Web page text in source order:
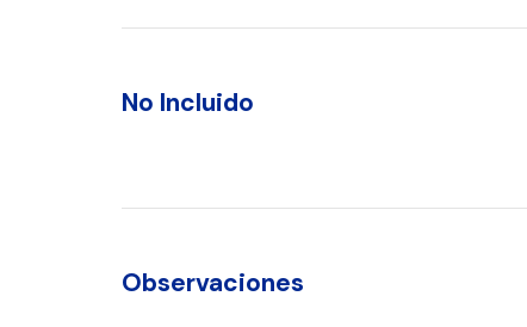
No Incluido
Observaciones